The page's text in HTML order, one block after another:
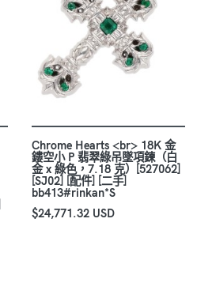
Chrome Hearts <br> 18K 金
鏤空小 P 翡翠綠吊墜項鍊（白
金 x 綠色，7.18 克）[527062]
[SJ02] [配件] [二手]
bb413#rinkan*S
$24,771.32 USD